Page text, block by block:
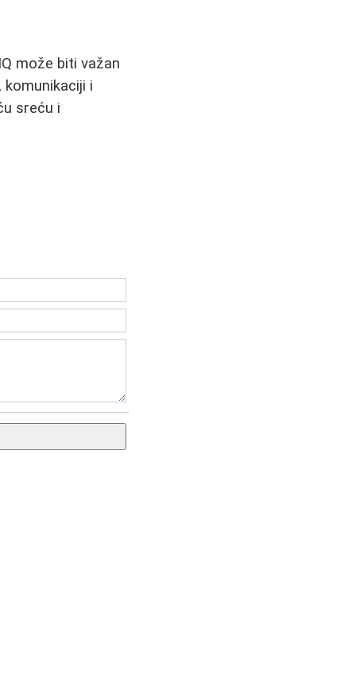
može biti važan
i
sreću i